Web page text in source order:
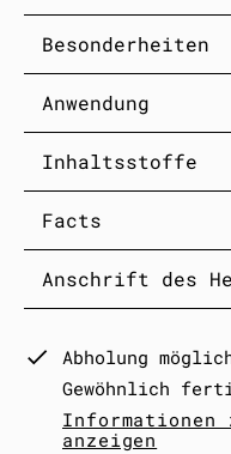
Besonderheiten
Anwendung
Inhaltsstoffe
Facts
Anschrift des
Abholung
Gewöhnlich
Informationen
anzeigen